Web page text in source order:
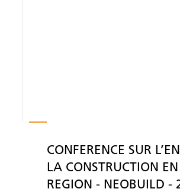
CONFERENCE SUR
LA CONSTRUCTION
REGION - NEOBUILD -